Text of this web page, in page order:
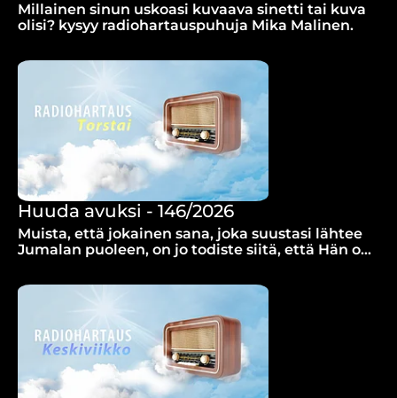
Millainen sinun uskoasi kuvaava sinetti tai kuva
olisi? kysyy radiohartauspuhuja Mika Malinen.
Huuda avuksi - 146/2026
Muista, että jokainen sana, joka suustasi lähtee
Jumalan puoleen, on jo todiste siitä, että Hän on